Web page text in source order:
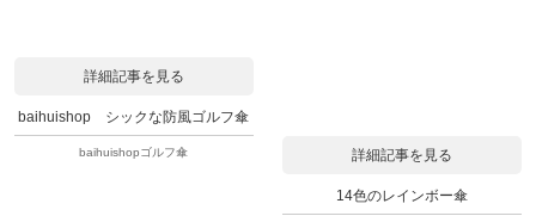
詳細記事を見る
baihuishop シックな防風ゴルフ傘
baihuishopゴルフ傘 詳細記事を見る
14色のレインボー傘